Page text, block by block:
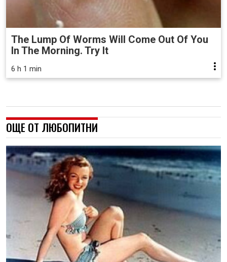
The Lump Of Worms Will Come Out Of You
In The Morning. Try It
6 h 1 min
ОЩЕ ОТ ЛЮБОПИТНИ